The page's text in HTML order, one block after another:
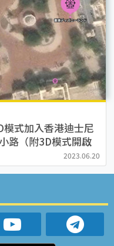
式加入香港迪士尼
路（附3D模式開啟
2023.06.20